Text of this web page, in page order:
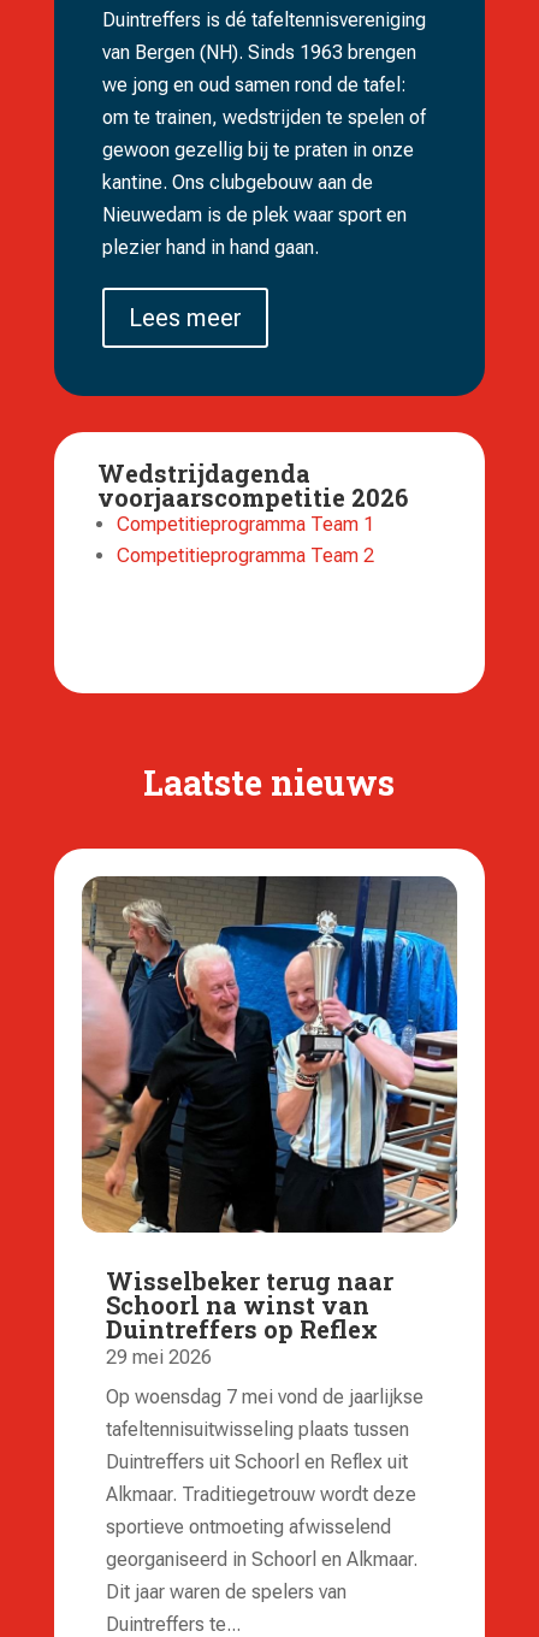
Duintreffers is dé tafeltennisvereniging
van Bergen (NH). Sinds 1963 brengen
we jong en oud samen rond de tafel:
om te trainen, wedstrijden te spelen of
gewoon gezellig bij te praten in onze
kantine. Ons clubgebouw aan de
Nieuwedam is de plek waar sport en
plezier hand in hand gaan.
Lees meer
Wedstrijdagenda
voorjaarscompetitie 2026
Competitieprogramma Team 1
Competitieprogramma Team 2
Laatste nieuws
Wisselbeker terug naar
Schoorl na winst van
Duintreffers op Reflex
29 mei 2026
Op woensdag 7 mei vond de jaarlijkse
tafeltennisuitwisseling plaats tussen
Duintreffers uit Schoorl en Reflex uit
Alkmaar. Traditiegetrouw wordt deze
sportieve ontmoeting afwisselend
georganiseerd in Schoorl en Alkmaar.
Dit jaar waren de spelers van
Duintreffers te...